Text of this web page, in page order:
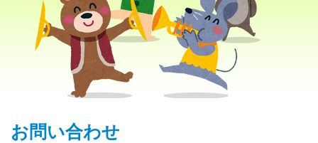
お問い合わせ